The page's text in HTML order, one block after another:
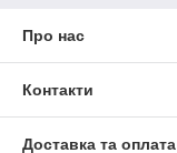
Про нас
Контакти
Доставка та оплата